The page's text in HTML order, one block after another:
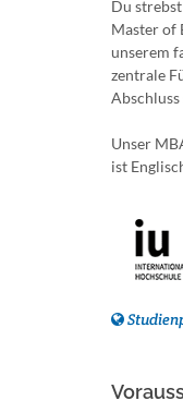
Du
Master of
unserem
zentrale
Unser
ist